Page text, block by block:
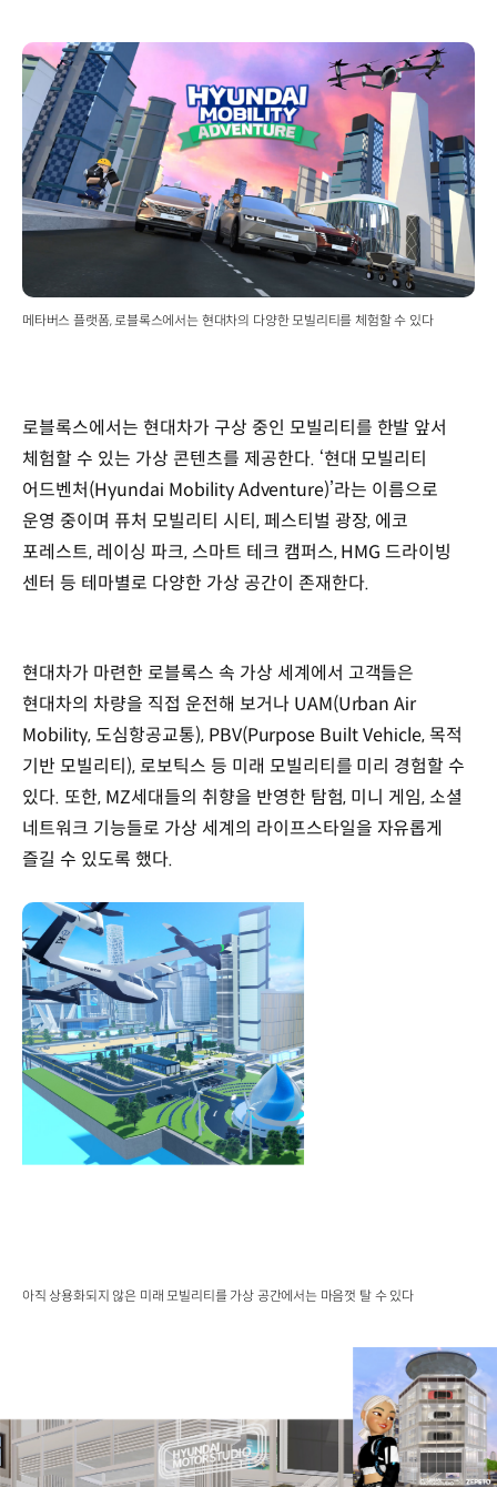
메타버스 플랫폼, 로블록스에서는 현대차의 다양한 모빌리티를 체험할 수 있다
로블록스에서는 현대차가 구상 중인 모빌리티를 한발 앞서
체험할 수 있는 가상 콘텐츠를 제공한다. ‘현대 모빌리티
어드벤처(Hyundai Mobility Adventure)’라는 이름으로
운영 중이며 퓨처 모빌리티 시티, 페스티벌 광장, 에코
포레스트, 레이싱 파크, 스마트 테크 캠퍼스, HMG 드라이빙
센터 등 테마별로 다양한 가상 공간이 존재한다.
현대차가 마련한 로블록스 속 가상 세계에서 고객들은
현대차의 차량을 직접 운전해 보거나 UAM(Urban Air
Mobility, 도심항공교통), PBV(Purpose Built Vehicle, 목적
기반 모빌리티), 로보틱스 등 미래 모빌리티를 미리 경험할 수
있다. 또한, MZ세대들의 취향을 반영한 탐험, 미니 게임, 소셜
네트워크 기능들로 가상 세계의 라이프스타일을 자유롭게
즐길 수 있도록 했다.
아직 상용화되지 않은 미래 모빌리티를 가상 공간에서는 마음껏 탈 수 있다